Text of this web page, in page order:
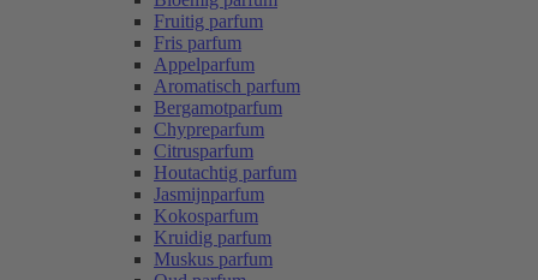
Fruitig parfum
Fris parfum
Appelparfum
Aromatisch parfum
Bergamotparfum
Chypreparfum
Citrusparfum
Houtachtig parfum
Jasmijnparfum
Kokosparfum
Kruidig parfum
Muskus parfum